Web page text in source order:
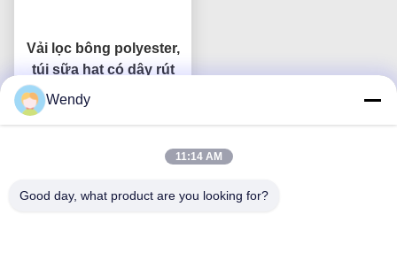
Vải lọc bông polyester,
túi sữa hạt có dây rút
Nhận được giá tốt nhất
Wendy
11:14 AM
Good day, what product are you looking for?